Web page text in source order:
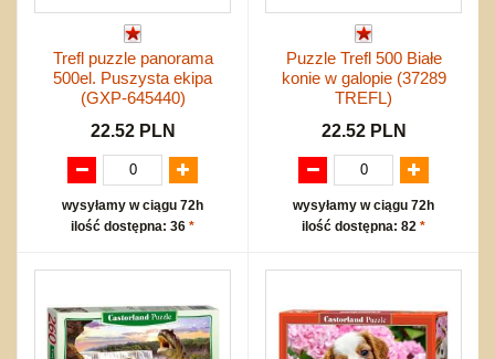
Trefl puzzle panorama
500el. Puszysta ekipa
(GXP-645440)
22.52 PLN
wysyłamy w ciągu 72h
ilość dostępna: 36 *
Puzzle Trefl 500 Białe
konie w galopie (37289
TREFL)
22.52 PLN
wysyłamy w ciągu 72h
ilość dostępna: 82 *